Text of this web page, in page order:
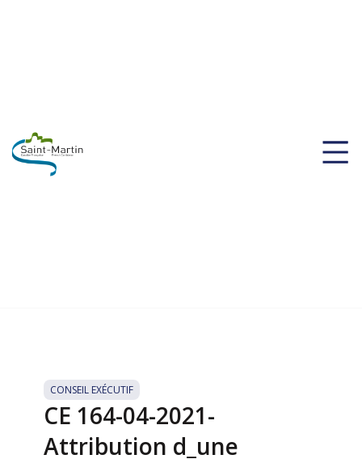
CONSEIL EXÉCUTIF
CE 164-04-2021-
Attribution d_une